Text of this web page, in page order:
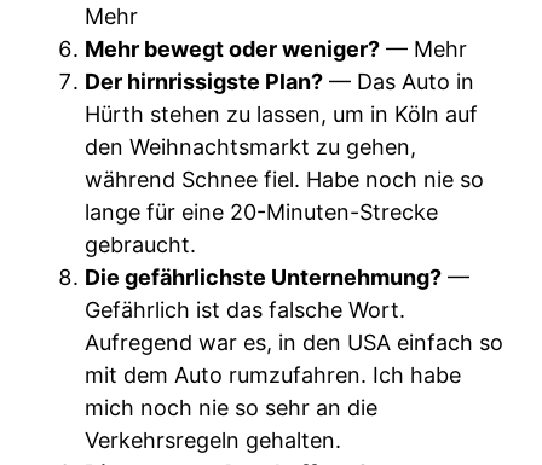
Mehr
Mehr bewegt oder weniger? — Mehr
Der hirnrissigste Plan? — Das Auto in
Hürth stehen zu lassen, um in Köln auf
den Weihnachtsmarkt zu gehen,
während Schnee fiel. Habe noch nie so
lange für eine 20-Minuten-Strecke
gebraucht.
Die gefährlichste Unternehmung? —
Gefährlich ist das falsche Wort.
Aufregend war es, in den USA einfach so
mit dem Auto rumzufahren. Ich habe
mich noch nie so sehr an die
Verkehrsregeln gehalten.